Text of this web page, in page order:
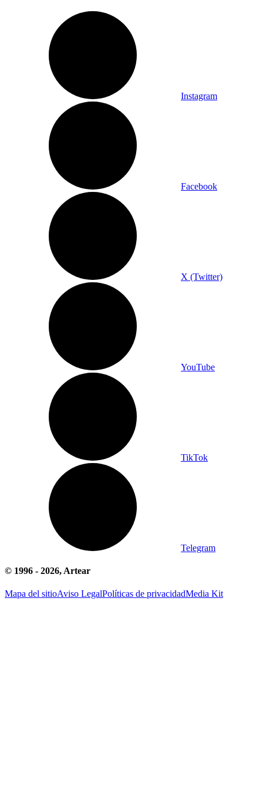
Instagram
Facebook
X (Twitter)
YouTube
TikTok
Telegram
© 1996 - 2026, Artear
Mapa del sitioAviso LegalPolíticas de privacidadMedia Kit